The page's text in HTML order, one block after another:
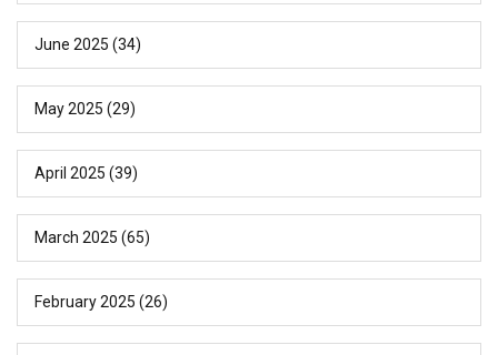
June 2025 (34)
May 2025 (29)
April 2025 (39)
March 2025 (65)
February 2025 (26)